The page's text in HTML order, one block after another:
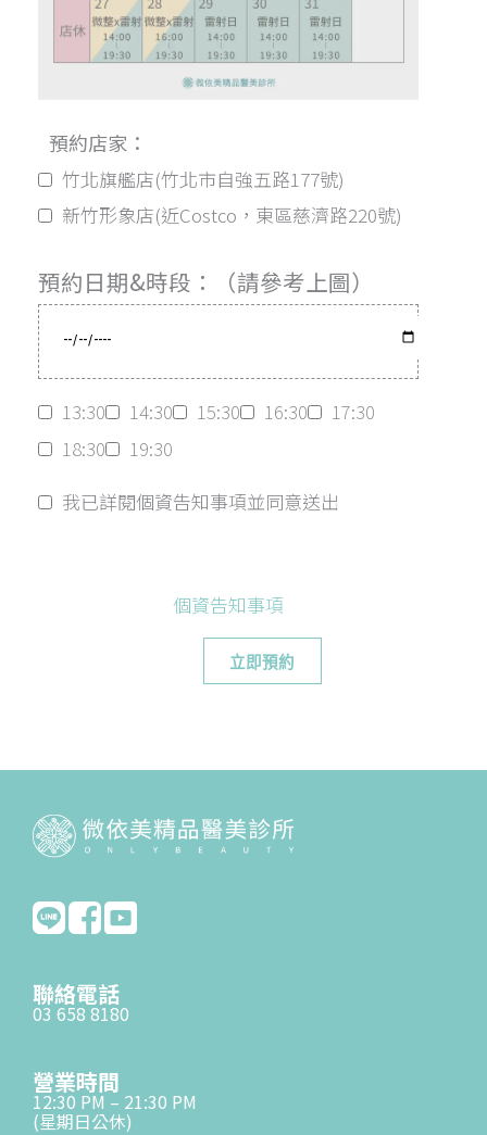
預約店家：
竹北旗艦店(竹北市自強五路177號)
新竹形象店(近Costco，東區慈濟路220號)
預約日期&時段：（請參考上圖）
13:30 14:30 15:30 16:30
17:30
18:30
19:30
我已詳閱個資告知事項並同意送出
個資告知事項
聯絡電話
03 658 8180
營業時間
12:30 PM – 21:30 PM
(星期日公休)